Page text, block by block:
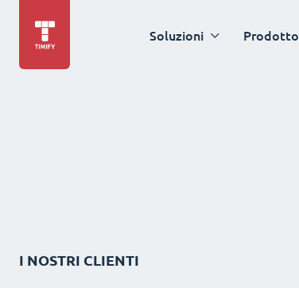
Soluzioni Prodotto
I NOSTRI CLIENTI